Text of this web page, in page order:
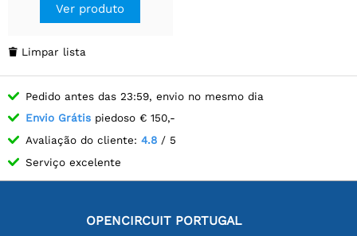
Ver produto
 Limpar lista
Pedido antes das 23:59, envio no mesmo dia
Envio Grátis piedoso € 150,-
Avaliação do cliente: 4.8 / 5
Serviço excelente
OPENCIRCUIT PORTUGAL